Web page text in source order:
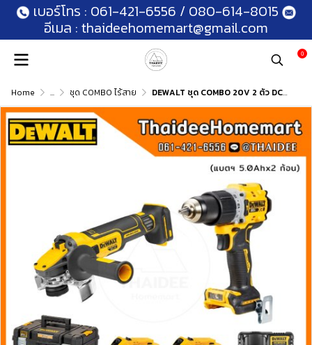
เบอร์โทร : 061-421-6556 / 080-614-8015
อีเมล : thaideehomemart@gmail.com
0
Home ... ชุด COMBO ไร้สาย DEWALT ชุด COMBO 20V 2 ตัว DCK2216P2T (DCD805+DCG409) (5.0Ahx2) รับประกันศูนย์ 3 ปี